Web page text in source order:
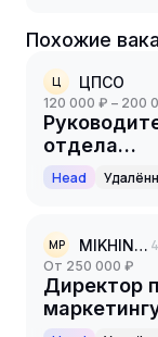
Похожие
Ц ЦПСО
120 000 ₽ – 200
отдела
маркетинга
Head
MP MIKHINA Personnel&Coaching
от 250 000 ₽
Директор